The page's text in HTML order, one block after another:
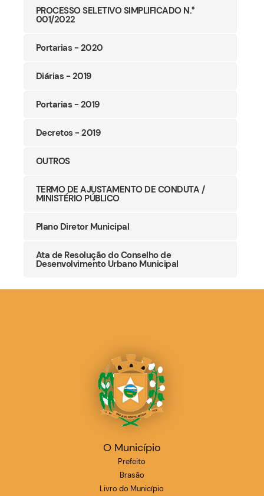
PROCESSO SELETIVO SIMPLIFICADO N.°
001/2022
Portarias - 2020
Diárias - 2019
Portarias - 2019
Decretos - 2019
OUTROS
TERMO DE AJUSTAMENTO DE CONDUTA /
MINISTÉRIO PÚBLICO
Plano Diretor Municipal
Ata de Resolução do Conselho de
Desenvolvimento Urbano Municipal
O Município
Prefeito
Brasão
Livro do Município